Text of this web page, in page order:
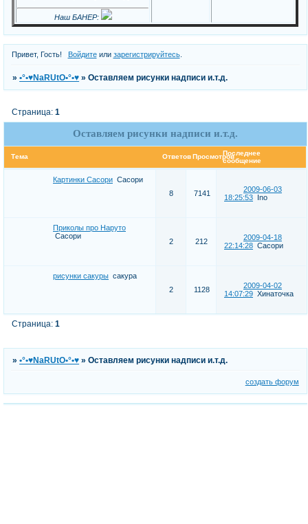
Наш БАНЕР:
Привет, Гость! Войдитеили зарегистрируйтесь.
»•°•♥NaRUtO•°•♥ »Оставляем рисунки надписи и.т.д.
Оставляем рисунки надписи и.т.д.
Страница:1
Тема ОтветовПросмотровПоследнее
сообщение
Картинки Сасори Сасори
8
7141
2009-06-03
18:25:53 Ino
Приколы про Наруто
Сасори
2 212
2009-04-18
22:14:28 Сасори
рисунки сакуры сакура
2
1128
2009-04-02
14:07:29 Хинаточка
Страница:1
»•°•♥NaRUtO•°•♥ »Оставляем рисунки надписи и.т.д.
создать форум